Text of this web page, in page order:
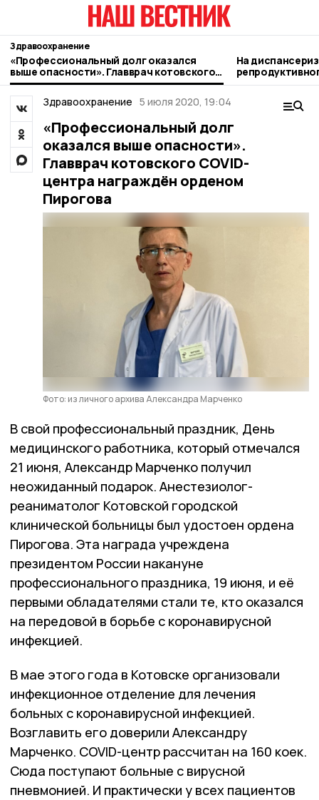
Здравоохранение
«Профессиональный долг оказался
выше опасности». Главврач котовского
COVID-центра награждён орденом
Пирогова
На
котовчан
Здравоохранение 5 июля 2020, 19:04
«Профессиональный долг
оказался выше опасности».
Главврач котовского COVID-
центра награждён орденом
Пирогова
Фото: из личного архива Александра Марченко
В свой профессиональный праздник, День
медицинского работника, который отмечался
21 июня, Александр Марченко получил
неожиданный подарок. Анестезиолог-
реаниматолог Котовской городской
клинической больницы был удостоен ордена
Пирогова. Эта награда учреждена
президентом России накануне
профессионального праздника, 19 июня, и её
первыми обладателями стали те, кто оказался
на передовой в борьбе с коронавирусной
инфекцией.
В мае этого года в Котовске организовали
инфекционное отделение для лечения
больных с коронавирусной инфекцией.
Возглавить его доверили Александру
Марченко. COVID-центр рассчитан на 160 коек.
Сюда поступают больные с вирусной
пневмонией. И практически у всех пациентов